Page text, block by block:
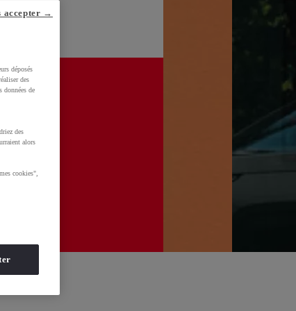
déposés
des
données de
des
alors
cookies",
accepter →